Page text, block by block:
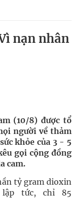
nạn nhân
(10/8) được tổ
người về thảm
khỏe của 3 - 5
gọi cộng đồng
cam.
tỷ gram dioxin
tức, chỉ 85